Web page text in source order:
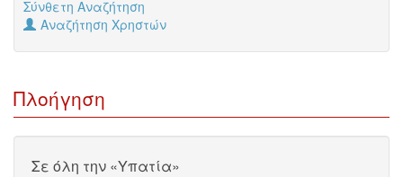
Σύνθετη Αναζήτηση
Αναζήτηση Χρηστών
Πλοήγηση
Σε όλη την «Υπατία»